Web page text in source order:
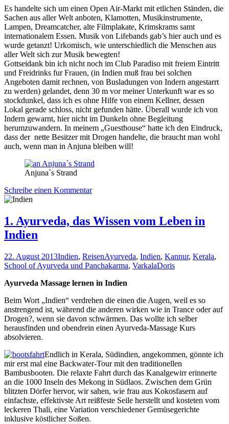
Es handelte sich um einen Open Air-Markt mit etlichen Ständen, die
Sachen aus aller Welt anboten, Klamotten, Musikinstrumente,
Lampen, Dreamcatcher, alte Filmplakate, Krimskrams samt
internationalem Essen. Musik von Lifebands gab’s hier auch und es
wurde getanzt! Urkomisch, wie unterschiedlich die Menschen aus
aller Welt sich zur Musik bewegten!
Gottseidank bin ich nicht noch im Club Paradiso mit freiem Eintritt
und Freidrinks fur Frauen, (in Indien muß frau bei solchen
Angeboten damit rechnen, von Busladungen von Indern angestarrt
zu werden) gelandet, denn 30 m vor meiner Unterkunft war es so
stockdunkel, dass ich es ohne Hilfe von einem Kellner, dessen
Lokal gerade schloss, nicht gefunden hätte. Überall wurde ich von
Indern gewarnt, hier nicht im Dunkeln ohne Begleitung
herumzuwandern. In meinem „Guesthouse“ hatte ich den Eindruck,
dass der nette Besitzer mit Drogen handelte, die braucht man wohl
auch, wenn man in Anjuna bleiben will!
Anjuna´s Strand
Schreibe einen Kommentar
1. Ayurveda, das Wissen vom Leben in
Indien
22. August 2013Indien, ReisenAyurveda, Indien, Kannur, Kerala,
School of Ayurveda und Panchakarma, VarkalaDoris
Ayurveda Massage lernen in Indien
Beim Wort „Indien“ verdrehen die einen die Augen, weil es so
anstrengend ist, während die anderen wirken wie in Trance oder auf
Drogen?, wenn sie davon schwärmen. Das wollte ich selber
herausfinden und obendrein einen Ayurveda-Massage Kurs
absolvieren.
Endlich in Kerala, Südindien, angekommen, gönnte ich
mir erst mal eine Backwater-Tour mit den traditionellen
Bambusbooten. Die relaxte Fahrt durch das Kanalgewirr erinnerte
an die 1000 Inseln des Mekong in Südlaos. Zwischen dem Grün
blitzten Dörfer hervor, wir sahen, wie frau aus Kokosfasern auf
einfachste, effektivste Art reißfeste Seile herstellt und kosteten vom
leckeren Thali, eine Variation verschiedener Gemüsegerichte
inklusive köstlicher Soßen.